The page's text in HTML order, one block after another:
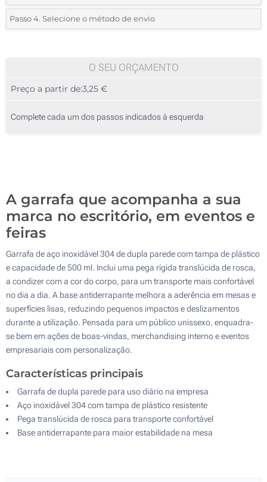
1 Cor (No corpo)
Impressão digital (No corpo)
*Quantidade mínima:10
20
50
Passo 4. Selecione o método de envio
O SEU ORÇAMENTO
Preço a partir de:3,25 €
Complete cada um dos passos indicados à esquerda
A garrafa que acompanha a sua
marca no escritório, em eventos e
feiras
Garrafa de aço inoxidável 304 de dupla parede com tampa de plástico
e capacidade de 500 ml. Inclui uma pega rígida translúcida de rosca,
a condizer com a cor do corpo, para um transporte mais confortável
no dia a dia. A base antiderrapante melhora a aderência em mesas e
superfícies lisas, reduzindo pequenos impactos e deslizamentos
durante a utilização. Pensada para um público unissexo, enquadra-
se bem em ações de boas-vindas, merchandising interno e eventos
empresariais com personalização.
Características principais
Garrafa de dupla parede para uso diário na empresa
Aço inoxidável 304 com tampa de plástico resistente
Pega translúcida de rosca para transporte confortável
Base antiderrapante para maior estabilidade na mesa